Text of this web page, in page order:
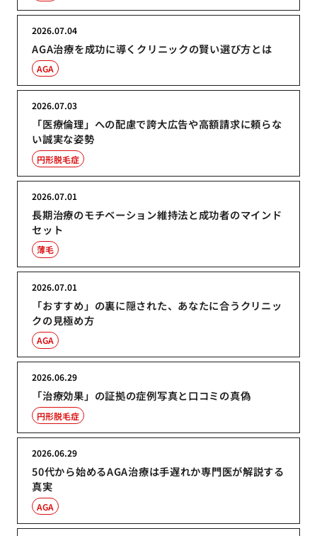
AGA治療を成功に導くクリニックの賢い選び方とは
2026.07.04
AGA
「医療倫理」への配慮で誇大広告や高額請求に頼らな
い誠実な姿勢
2026.07.03
円形脱毛症
長期治療のモチベーション維持法と成功者のマインド
セット
2026.07.01
薄毛
「おすすめ」の裏に隠された、あなたに合うクリニッ
クの見極め方
2026.07.01
AGA
「治療効果」の証拠の症例写真と口コミの真偽
2026.06.29
円形脱毛症
50代から始めるAGA治療は手遅れか専門医が解説する
真実
2026.06.29
AGA